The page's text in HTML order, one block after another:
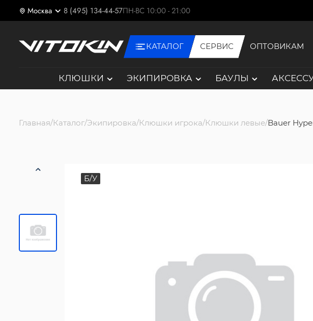
Москва 8 (495) 134-44-57ПН-ВС 10:00 - 21:00
КАТАЛОГ СЕРВИС ОПТОВИКАМ
КЛЮШКИ ЭКИПИРОВКА БАУЛЫ
Главная Каталог Экипировка Клюшки игрока Клюшки левые Bauer
Б/У